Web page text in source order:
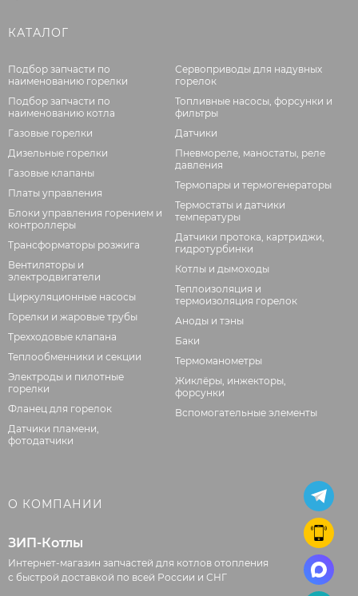
КАТАЛОГ
Подбор запчасти по
наименованию горелки
Подбор запчасти по
наименованию котла
Газовые горелки
Дизельные горелки
Газовые клапаны
Платы управления
Блоки управления горением и
контроллеры
Трансформаторы розжига
Вентиляторы и
электродвигатели
Циркуляционные насосы
Горелки и жаровые трубы
Трехходовые клапана
Теплообменники и секции
Электроды и пилотные
горелки
Фланец для горелок
Датчики пламени,
фотодатчики
Сервоприводы для надувных
горелок
Топливные насосы, форсунки и
фильтры
Датчики
Пневмореле, маностаты, реле
давления
Термопары и термогенераторы
Термостаты и датчики
температуры
Датчики протока, картриджи,
гидротурбинки
Котлы и дымоходы
Теплоизоляция и
термоизоляция горелок
Аноды и тэны
Баки
Термоманометры
Жиклёры, инжекторы,
форсунки
Вспомогательные элементы
О КОМПАНИИ
ЗИП-Котлы
Интернет-магазин запчастей для котлов отопления
с быстрой доставкой по всей России и СНГ